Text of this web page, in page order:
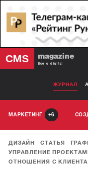
CMS magazine
Все о digital
ЖУРНАЛ
МАРКЕТИНГ 6
ДИЗАЙН СТАТЬЯ
УПРАВЛЕНИЕ
ОТНОШЕНИЯ С